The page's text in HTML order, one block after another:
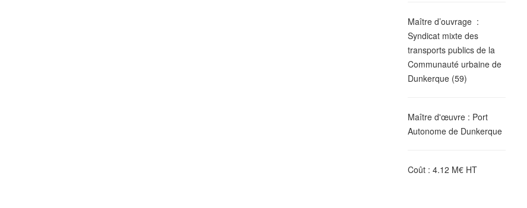
Maître d’ouvrage :
Syndicat mixte des
transports publics de la
Communauté urbaine de
Dunkerque (59)
Maître d'œuvre : Port
Autonome de Dunkerque
Coût : 4.12 M€ HT